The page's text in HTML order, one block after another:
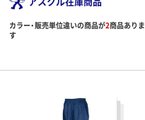
カラー・販売単位違いの商品が2商品ありま
す